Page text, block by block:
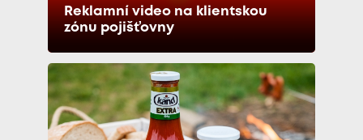
Reklamní video na klientskou
zónu pojišťovny